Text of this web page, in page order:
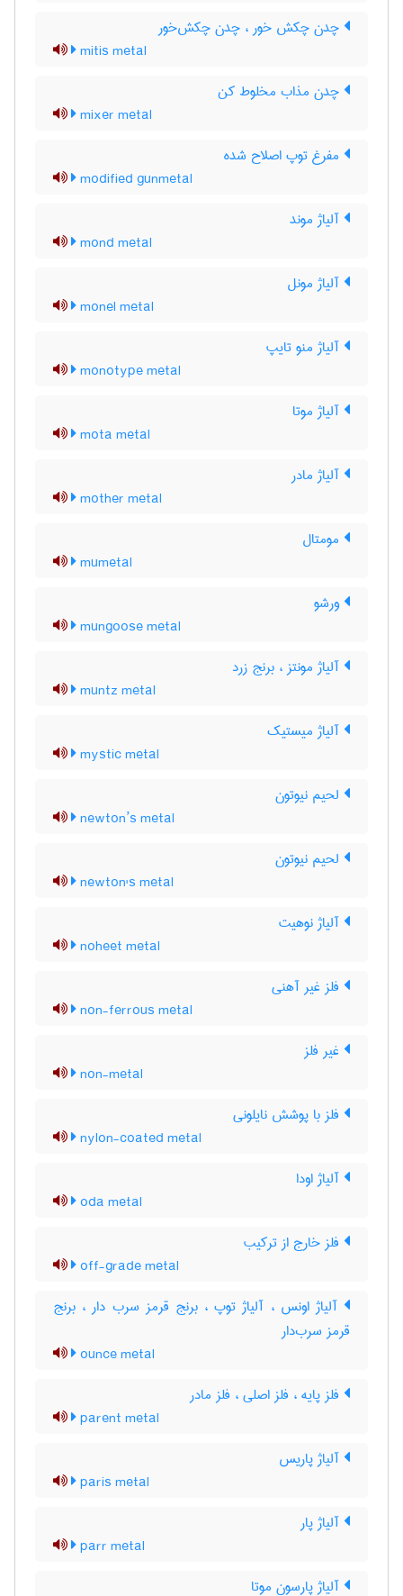
چدن چکش خور ، چدن چکش‌خور
mitis metal
چدن مذاب مخلوط کن
mixer metal
مفرغ توپ اصلاح شده
modified gunmetal
آلیاژ موند
mond metal
آلیاژ مونل
monel metal
آلیاژ منو تایپ
monotype metal
آلیاژ موتا
mota metal
آلیاژ مادر
mother metal
مومتال
mumetal
ورشو
mungoose metal
آلیاژ مونتز ، برنج زرد
muntz metal
آلیاژ میستیک
mystic metal
لحیم نیوتون
newton’s metal
لحیم نیوتون
newton's metal
آلیاژ نوهیت
noheet metal
فلز غیر آهنی
non-ferrous metal
غیر فلز
non-metal
فلز با پوشش نایلونی
nylon-coated metal
آلیاژ اودا
oda metal
فلز خارج از ترکیب
off-grade metal
آلیاژ اونس ، آلیاژ توپ ، برنج قرمز سرب دار ، برنج
قرمز سرب‌دار
ounce metal
فلز پایه ، فلز اصلی ، فلز مادر
parent metal
آلیاژ پاریس
paris metal
آلیاژ پار
parr metal
آلیاژ پارسون موتا